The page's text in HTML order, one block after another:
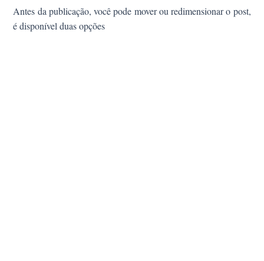
Antes da publicação, você pode mover ou redimensionar o post,
édisponível duas opções